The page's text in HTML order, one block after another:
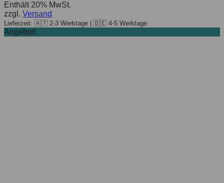
war:
1,99 €
ist:
1,59 €.
Enthält 20% MwSt.
zzgl. Versand
Lieferzeit: 🇦🇹 2-3 Werktage | 🇩🇪 4-5 Werktage
Angebot!